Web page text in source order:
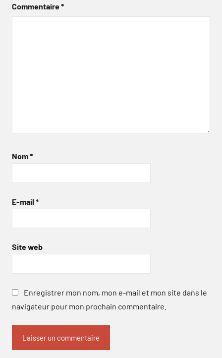
Commentaire*
Nom*
E-mail *
Site web
Enregistrer mon nom, mon e-mail et mon site dans le
navigateur pour mon prochain commentaire.